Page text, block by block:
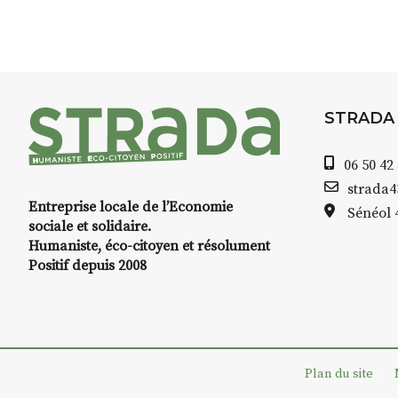
Et si le temps se gâte : un
permettra de continuer à créer.
À partir de 90€/jour(soit 270€
Minimum 8 personnes – sans
Prix pour l’accompagnement et
➡️7-8-9 août
Entreprise locale de l’Economie
sociale et solidaire.
Humaniste, éco-citoyen et résolument
Positif depuis 2008
STRADA
06 50 42
Sénéol
Plan du site